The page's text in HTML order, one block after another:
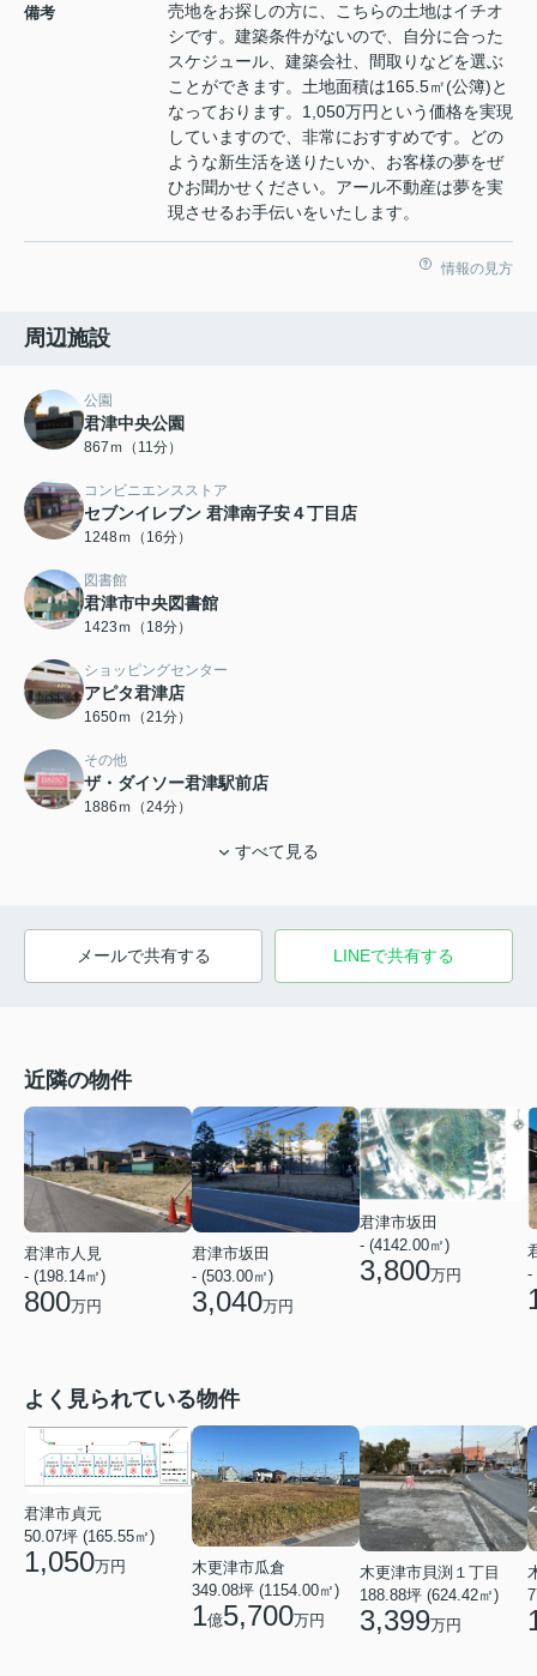
備考
売地をお探しの方に、こちらの土地はイチオ
シです。建築条件がないので、自分に合った
スケジュール、建築会社、間取りなどを選ぶ
ことができます。土地面積は165.5㎡(公簿)と
なっております。1,050万円という価格を実現
していますので、非常におすすめです。どの
ような新生活を送りたいか、お客様の夢をぜ
ひお聞かせください。アール不動産は夢を実
現させるお手伝いをいたします。
情報の見方
周辺施設
公園
君津中央公園
867ｍ（11分）
コンビニエンスストア
セブンイレブン 君津南子安４丁目店
1248ｍ（16分）
図書館
君津市中央図書館
1423ｍ（18分）
ショッピングセンター
アピタ君津店
1650ｍ（21分）
その他
ザ・ダイソー君津駅前店
1886ｍ（24分）
すべて見る
メールで共有する LINEで共有する
近隣の物件
君津市人見
- (198.14㎡)
800万円
君津市坂田
- (503.00㎡)
3,040万円
君津市坂田
- (4142.00㎡)
3,800万円
-
よく見られている物件
君津市貞元
50.07坪 (165.55㎡)
1,050万円
木更津市瓜倉
349.08坪 (1154.00㎡)
1億5,700万円
木更津市貝渕１丁目
188.88坪 (624.42㎡)
3,399万円